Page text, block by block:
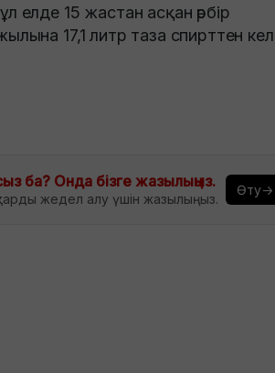
елде 15 жастан асқан әрбір
17,1 литр таза спирттен
ба? Онда бізге жазылыңыз.
жедел алу үшін жазылыңыз.
Өту→